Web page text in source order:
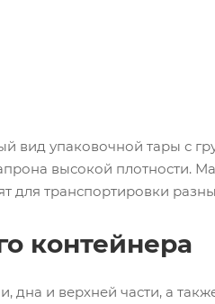
вид упаковочной тары с
высокой плотности.
для транспортировки
контейнера
дна и верхней части, а